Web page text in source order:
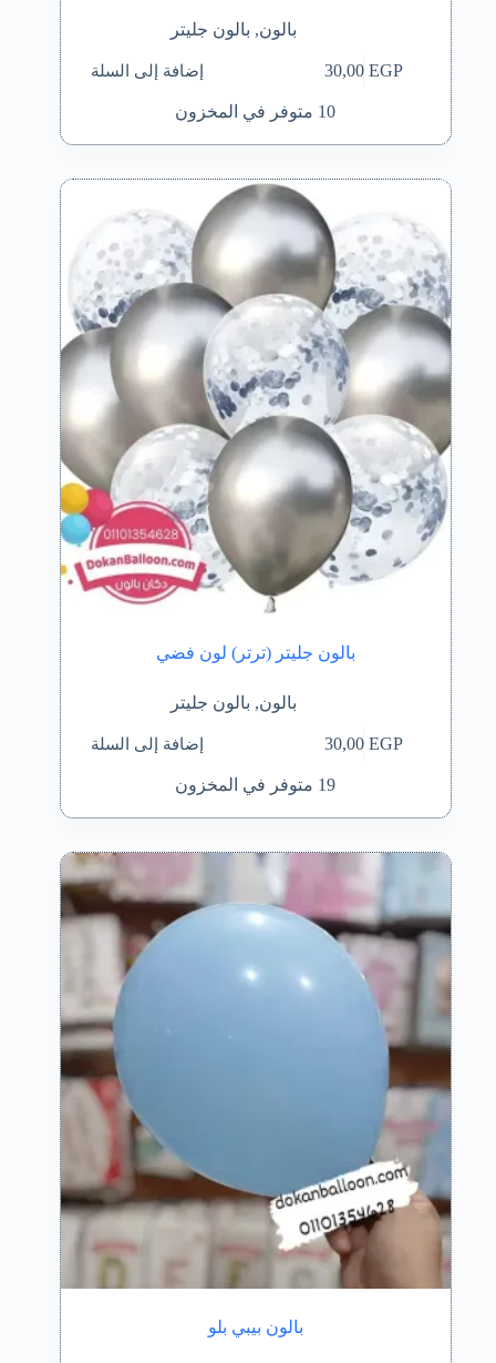
بالون, بالون جليتر
30,00EGP إضافة إلى السلة
10 متوفر في المخزون
بالون جليتر (ترتر) لون فضي
بالون, بالون جليتر
30,00EGP إضافة إلى السلة
19 متوفر في المخزون
بالون بيبي بلو